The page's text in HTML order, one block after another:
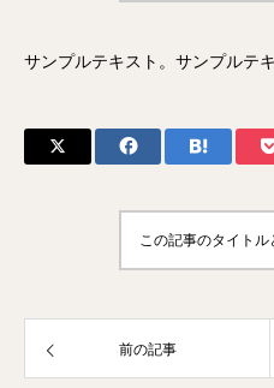
サンプルテキスト。サンプルテキ
この記事のタイト
前の記事